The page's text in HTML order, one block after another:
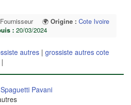
🌍 Origine : Cote Ivoire
: 20/03/2024
autres | grossiste autres cote
|
Spaguetti Pavani